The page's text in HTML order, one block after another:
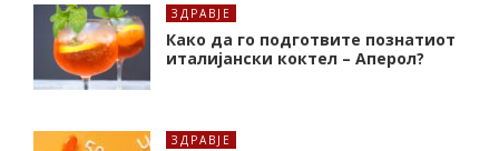
ЗДРАВЈЕ
Како да го подготвите познатиот
италијански коктел – Аперол?
ЗДРАВЈЕ